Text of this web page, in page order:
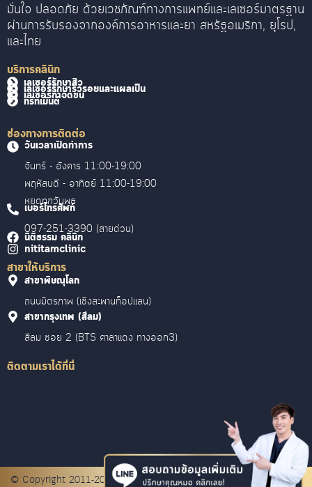
มั่นใจ ปลอดภัย ด้วยเวชภัณฑ์ทางการแพทย์และเลเซอร์มาตรฐาน
ผ่านการรับรองจากองค์การอาหารและยา สหรัฐอเมริกา, ยุโรป,
และไทย
บริการคลินิก
เลเซอร์รักษาสิว
เลเซอร์รักษาริ้วรอยและแผลเป็น
เลเซอร์กำจัดขน
ทรีทเม้นต์
ช่องทางการติดต่อ
วันเวลาเปิดทำการ
จันทร์ - อังคาร 11:00-19:00
พฤหัสบดี - อาทิตย์ 11:00-19:00
หยุดทุกวันพุธ
เบอร์โทรศัพท์
097-251-3390 (สายด่วน)
นิติธรรม คลินิก
nititamclinic
สาขาให้บริการ
สาขาพิษณุโลก
ถนนมิตรภาพ (เชิงสะพานท็อปแลน)
สาขากรุงเทพ (สีลม)
สีลม ซอย 2 (BTS ศาลาแดง ทางออก3)
ติดตามเราได้ที่นี่
© Copyright 2011-2024 NititamClinic.com (นิติธรรม คลินิก) All right